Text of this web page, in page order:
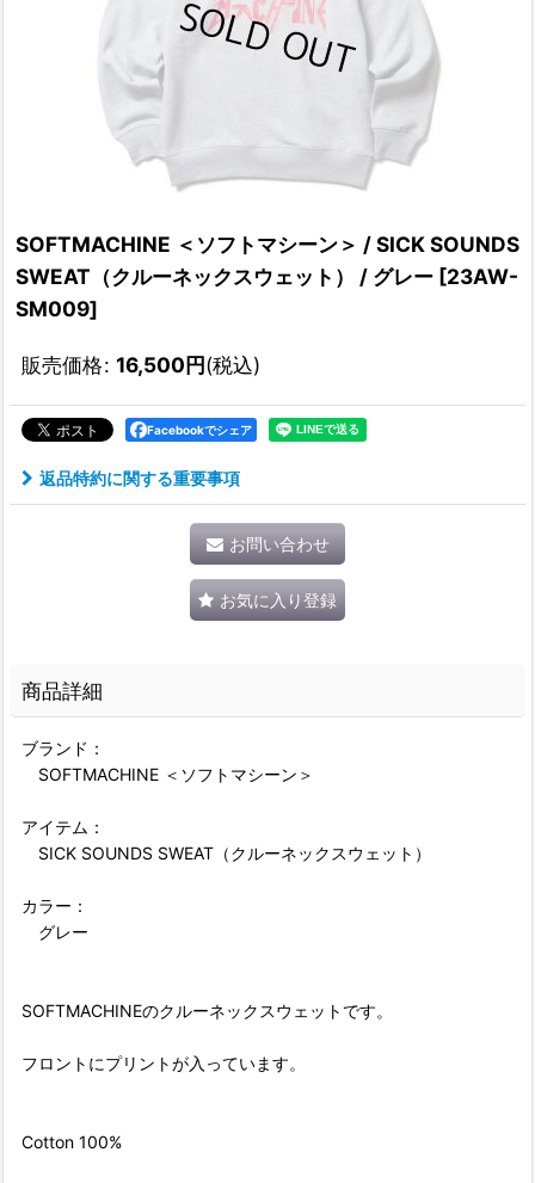
SOFTMACHINE ＜ソフトマシーン＞ / SICK SOUNDS
SWEAT（クルーネックスウェット） / グレー [23AW-
SM009]
販売価格: 16,500円(税込)
Facebookでシェア
返品特約に関する重要事項
お問い合わせ
お気に入り登録
商品詳細
ブランド：
SOFTMACHINE ＜ソフトマシーン＞
アイテム：
SICK SOUNDS SWEAT（クルーネックスウェット）
カラー：
グレー
SOFTMACHINEのクルーネックスウェットです。
フロントにプリントが入っています。
Cotton 100%